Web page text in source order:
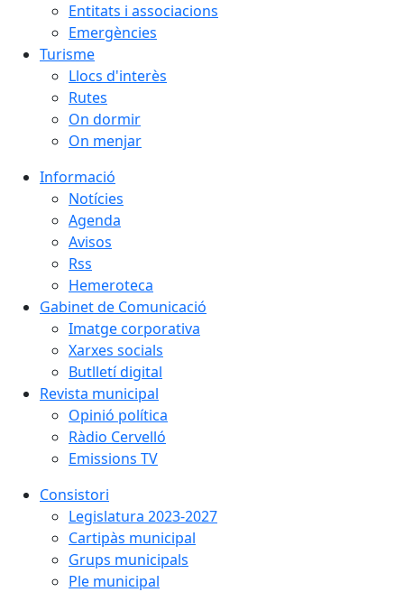
Entitats i associacions
Emergències
Turisme
Llocs d'interès
Rutes
On dormir
On menjar
Informació
Notícies
Agenda
Avisos
Rss
Hemeroteca
Gabinet de Comunicació
Imatge corporativa
Xarxes socials
Butlletí digital
Revista municipal
Opinió política
Ràdio Cervelló
Emissions TV
Consistori
Legislatura 2023-2027
Cartipàs municipal
Grups municipals
Ple municipal